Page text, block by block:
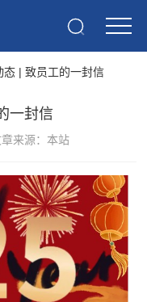
态 | 致员工的一封信
一封信
来源：本站